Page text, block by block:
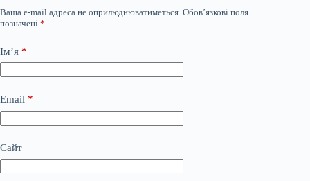
Ваша e-mail адреса не оприлюднюватиметься. Обов’язкові поля
позначені *
Ім’я *
Email *
Сайт